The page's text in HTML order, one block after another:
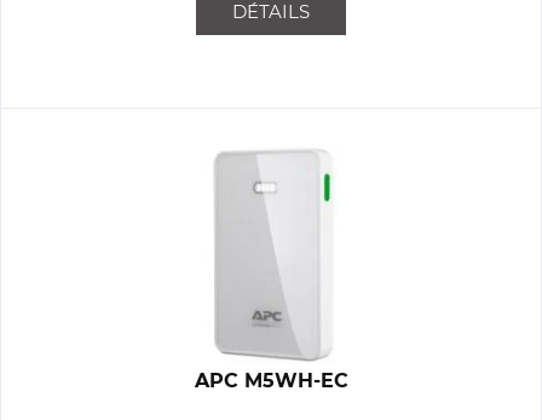
DÉTAILS
APC M5WH-EC